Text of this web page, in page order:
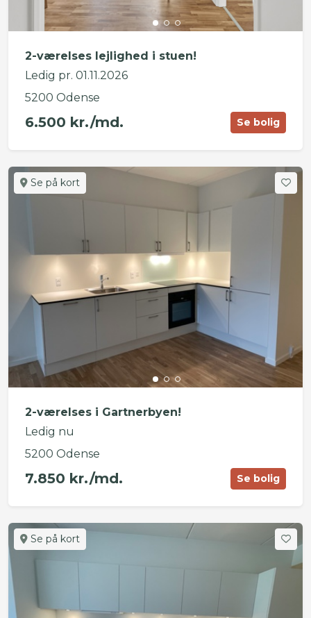
2-værelses lejlighed i stuen!
Ledig pr. 01.11.2026
5200 Odense
6.500 kr./md. Se bolig
Se på kort
2-værelses i Gartnerbyen!
Ledig nu
5200 Odense
7.850 kr./md. Se bolig
Se på kort